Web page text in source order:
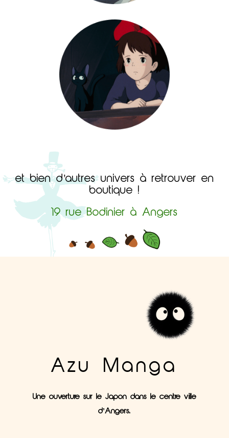
et bien d’autres univers à retrouver en
boutique !
19 rue Bodinier à Angers
Azu Manga
Une ouverture sur le Japon dans le centre ville
d’Angers.